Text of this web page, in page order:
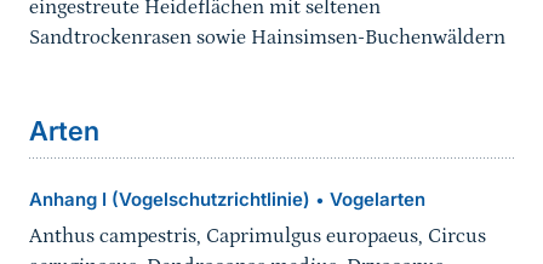
eingestreute Heideflächen mit seltenen
Sandtrockenrasen sowie Hainsimsen-Buchenwäldern
Arten
Anhang I (Vogelschutzrichtlinie) • Vogelarten
Anthus campestris, Caprimulgus europaeus, Circus